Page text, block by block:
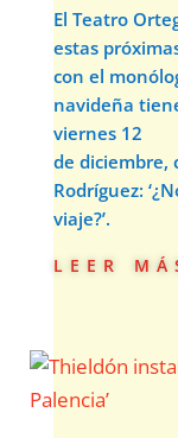
El Teatro
estas
con el
navideña
viernes 12
de diciembre,
Rodríguez:
viaje?’.
leer